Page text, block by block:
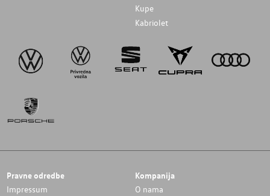
Kupe
Kabriolet
Pravne odredbe
Impressum
Kompanija
O nama